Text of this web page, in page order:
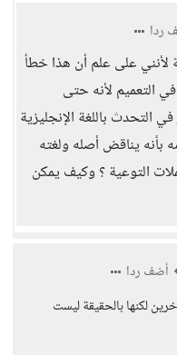
ردا
لأنني على علم أن هذا خطأ
التعميم لأنه حتى
التحدث باللغة الإنجليزية
بأنه يناقض أصله ولغته
التوعية ؟ وكيف يمكن
أضف ردا
لكنها بالحقيقة ليست